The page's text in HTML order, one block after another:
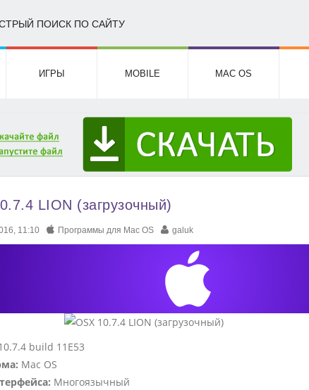
ПОИСК ПО САЙТУ
ИГРЫ MOBILE MAC OS
LION (загрузочный)
11:10 Программы для Mac OS galuk
build 11E53
Mac OS
Многоязычный